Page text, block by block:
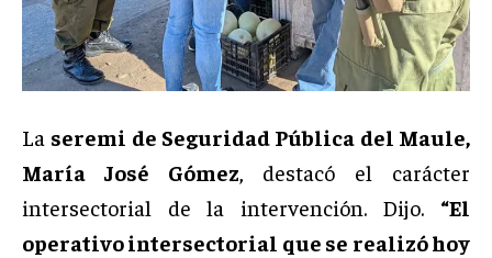
La seremi de Seguridad Pública del Maule,
María José Gómez, destacó el carácter
intersectorial de la intervención. Dijo. “El
operativo intersectorial que se realizó hoy